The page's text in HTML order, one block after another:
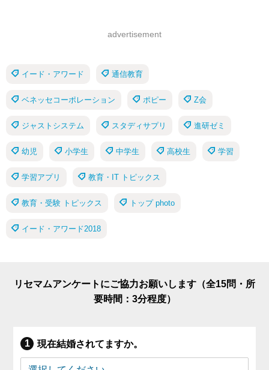
advertisement
イード・アワード 通信教育
ベネッセコーポレーション ポピー Z会
ジャストシステム スタディサプリ 進研ゼミ
幼児 小学生 中学生 高校生 学習
学習アプリ 教育・IT トピックス
教育・受験 トピックス トップ photo
イード・アワード2018
リセマムアンケートにご協力お願いします（全15問・所
要時間：3分程度）
現在結婚されてますか。